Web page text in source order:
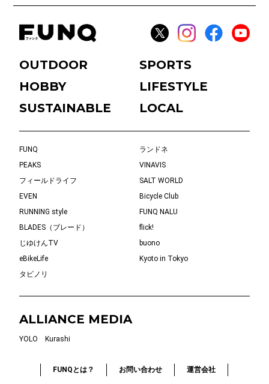
OUTDOOR
SPORTS
HOBBY
LIFESTYLE
SUSTAINABLE
LOCAL
FUNQ
ランドネ
PEAKS
VINAVIS
フィールドライフ
SALT WORLD
EVEN
Bicycle Club
RUNNING style
FUNQ NALU
BLADES（ブレード）
flick!
じゆけんTV
buono
eBikeLife
Kyoto in Tokyo
タビノリ
ALLIANCE MEDIA
YOLO Kurashi
FUNQとは？ お問い合わせ 運営会社